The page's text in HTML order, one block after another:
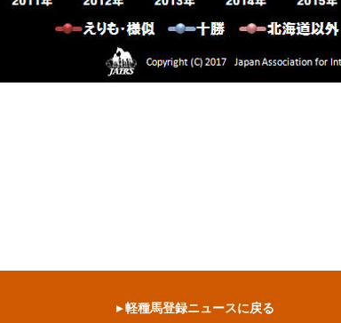
▸ 軽種馬登録ニュースに戻る